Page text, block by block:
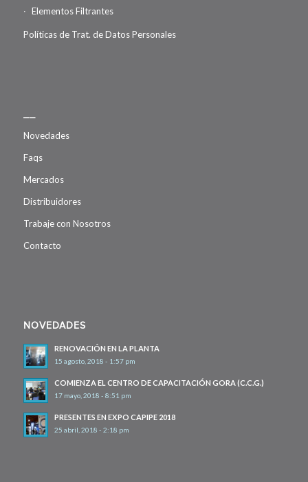
Elementos Filtrantes
Políticas de Trat. de Datos Personales
Novedades
Faqs
Mercados
Distribuidores
Trabaje con Nosotros
Contacto
NOVEDADES
RENOVACIÓN EN LA PLANTA
15 agosto, 2018 - 1:57 pm
COMIENZA EL CENTRO DE CAPACITACIÓN GORA (C.C.G.)
17 mayo, 2018 - 8:51 pm
PRESENTES EN EXPO CAPIPE 2018
25 abril, 2018 - 2:18 pm